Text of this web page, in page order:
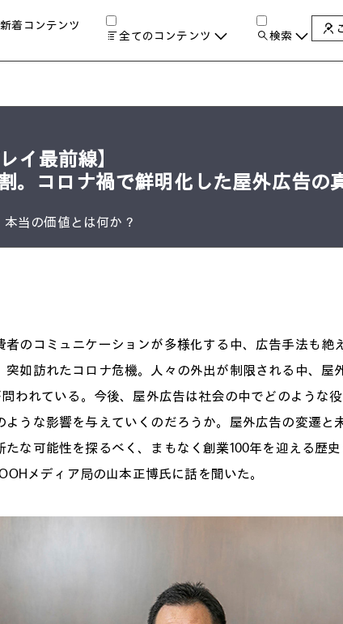
新着コンテンツ
全てのコンテンツ
チャンネル
教育とテクノロジー
自治体・公共
ワークステーション
検索
イ最前線】
。コロナ禍で鮮明化した屋外広告の
当の価値とは何か？
のコミュニケーションが多様化する中、広告手法も絶
突如訪れたコロナ危機。人々の外出が制限される中、屋
問われている。今後、屋外広告は社会の中でどのような
ような影響を与えていくのだろうか。屋外広告の変遷と
たな可能性を探るべく、まもなく創業100年を迎える歴
メディア局の山本正博氏に話を聞いた。